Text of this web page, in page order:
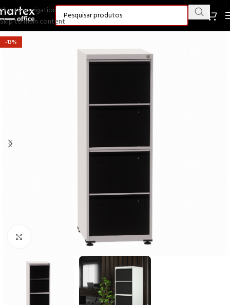
Skip to navigation
Skip to main content
-13%
Clique para ampliar